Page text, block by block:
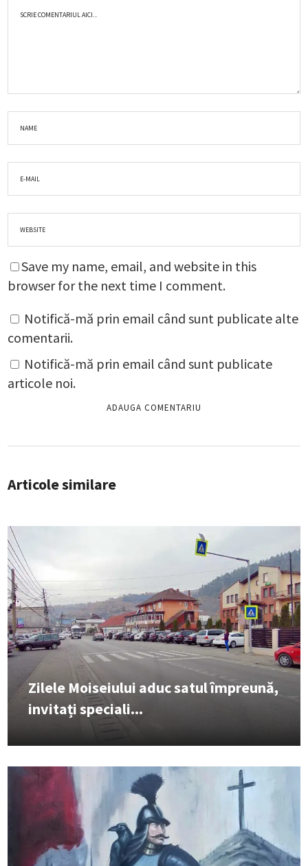
Save my name, email, and website in this
browser for the next time I comment.
Notifică-mă prin email când sunt publicate alte
comentarii.
Notifică-mă prin email când sunt publicate
articole noi.
Articole similare
Zilele Moiseiului aduc satul împreună,
invitați speciali...